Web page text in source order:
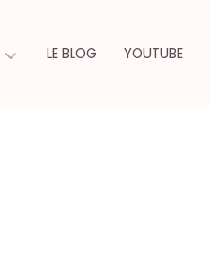
LE BLOG YOUTUBE